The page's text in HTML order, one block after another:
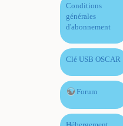
Conditions
générales
d'abonnement
Clé USB OSCAR
Forum
Hébergement